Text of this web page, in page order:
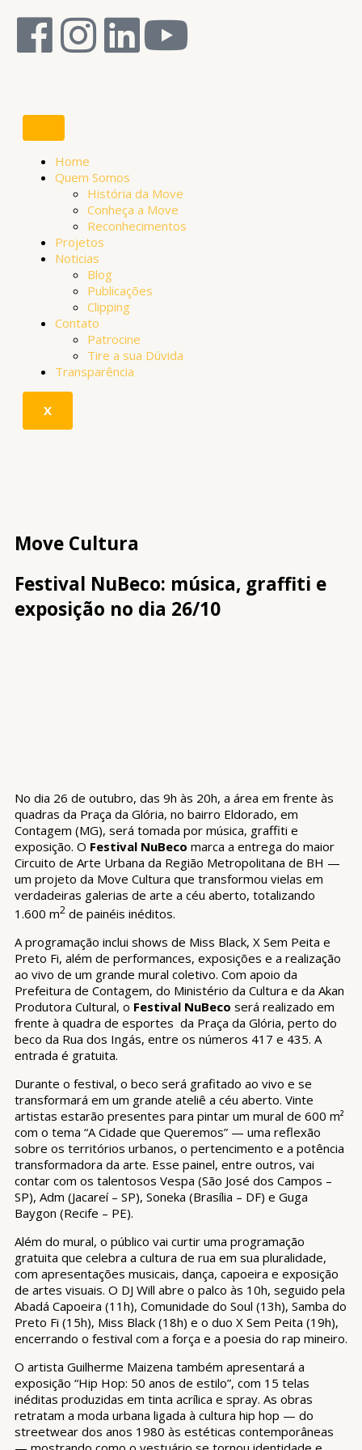
para
conteúdo
F
c
e
b
o
o
k
I
t
a
g
r
a
m
L
e
d
i
n
Y
u
b
Home
Quem Somos
História da Move
Conheça a Move
Reconhecimentos
Projetos
Noticias
Blog
Publicações
Clipping
Contato
Patrocine
Tire a sua Dúvida
Transparência
X
Move Cultura
Festival NuBeco: música, graffiti e
exposição no dia 26/10
No dia 26 de outubro, das 9h às 20h, a área em frente às
quadras da Praça da Glória, no bairro Eldorado, em
Contagem (MG), será tomada por música, graffiti e
exposição. O Festival NuBeco marca a entrega do maior
Circuito de Arte Urbana da Região Metropolitana de BH —
um projeto da Move Cultura que transformou vielas em
verdadeiras galerias de arte a céu aberto, totalizando
1.600 m2 de painéis inéditos.
A programação inclui shows de Miss Black, X Sem Peita e
Preto Fi, além de performances, exposições e a realização
ao vivo de um grande mural coletivo. Com apoio da
Prefeitura de Contagem, do Ministério da Cultura e da Akan
Produtora Cultural, o Festival NuBeco será realizado em
frente à quadra de esportes da Praça da Glória, perto do
beco da Rua dos Ingás, entre os números 417 e 435. A
entrada é gratuita.
Durante o festival, o beco será grafitado ao vivo e se
transformará em um grande ateliê a céu aberto. Vinte
artistas estarão presentes para pintar um mural de 600 m²
com o tema “A Cidade que Queremos” — uma reflexão
sobre os territórios urbanos, o pertencimento e a potência
transformadora da arte. Esse painel, entre outros, vai
contar com os talentosos Vespa (São José dos Campos –
SP), Adm (Jacareí – SP), Soneka (Brasília – DF) e Guga
Baygon (Recife – PE).
Além do mural, o público vai curtir uma programação
gratuita que celebra a cultura de rua em sua pluralidade,
com apresentações musicais, dança, capoeira e exposição
de artes visuais. O DJ Will abre o palco às 10h, seguido pela
Abadá Capoeira (11h), Comunidade do Soul (13h), Samba do
Preto Fi (15h), Miss Black (18h) e o duo X Sem Peita (19h),
encerrando o festival com a força e a poesia do rap mineiro.
O artista Guilherme Maizena também apresentará a
exposição “Hip Hop: 50 anos de estilo”, com 15 telas
inéditas produzidas em tinta acrílica e spray. As obras
retratam a moda urbana ligada à cultura hip hop — do
streetwear dos anos 1980 às estéticas contemporâneas